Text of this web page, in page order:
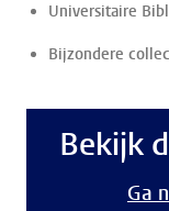
Universitaire
Bijzondere
Bekijk
Ga